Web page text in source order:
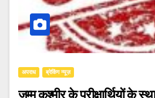
अपराध ब्रेकिंग न्यूज़
जम्मू कश्मीर के परीक्षार्थियों के